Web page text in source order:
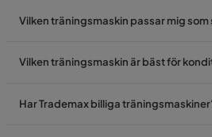
Vilken träningsmaskin passar mig som
Vilken träningsmaskin är bäst för
Har Trademax billiga